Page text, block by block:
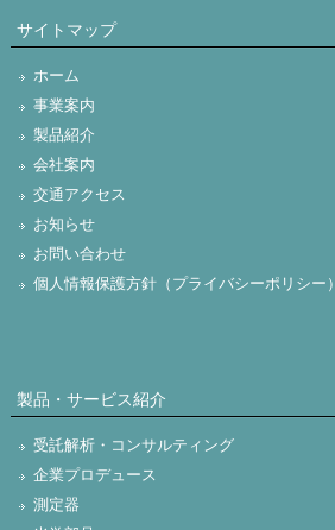
サイトマップ
ホーム
事業案内
製品紹介
会社案内
交通アクセス
お知らせ
お問い合わせ
個人情報保護方針（プライバシーポリシー）
製品・サービス紹介
受託解析・コンサルティング
企業プロデュース
測定器